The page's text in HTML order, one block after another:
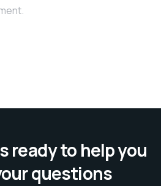
ready to help you
questions